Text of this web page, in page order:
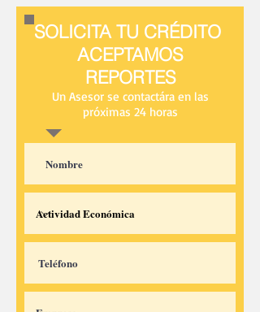
SOLICITA TU CRÉDITO
ACEPTAMOS
REPORTES
Un Asesor se contactára en las
próximas 24 horas